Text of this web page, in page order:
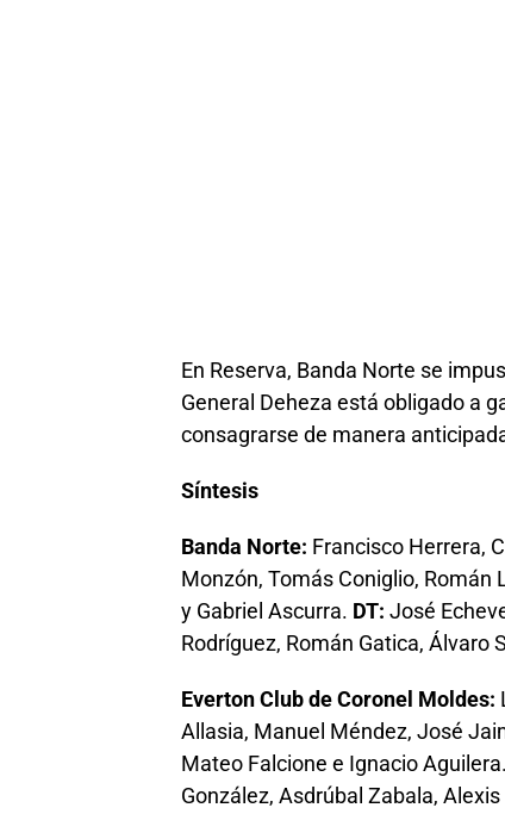
En Reserva, Banda Norte se
General Deheza está obligado a
consagrarse de manera
Síntesis
Banda Norte: Francisco Herrera,
Monzón, Tomás Coniglio,
y Gabriel Ascurra. DT: José
Rodríguez, Román Gatica, Álvaro
Everton Club de Coronel Moldes:
Allasia, Manuel Méndez, José
Mateo Falcione e Ignacio Aguilera.
González, Asdrúbal Zabala,